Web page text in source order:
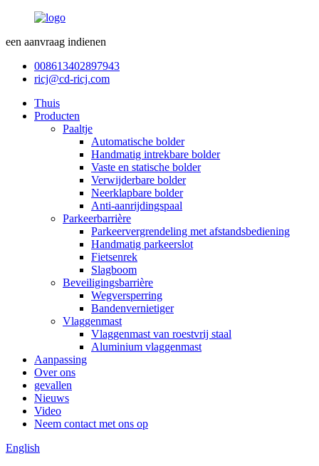
een aanvraag indienen
008613402897943
ricj@cd-ricj.com
Thuis
Producten
Paaltje
Automatische bolder
Handmatig intrekbare bolder
Vaste en statische bolder
Verwijderbare bolder
Neerklapbare bolder
Anti-aanrijdingspaal
Parkeerbarrière
Parkeervergrendeling met afstandsbediening
Handmatig parkeerslot
Fietsenrek
Slagboom
Beveiligingsbarrière
Wegversperring
Bandenvernietiger
Vlaggenmast
Vlaggenmast van roestvrij staal
Aluminium vlaggenmast
Aanpassing
Over ons
gevallen
Nieuws
Video
Neem contact met ons op
English